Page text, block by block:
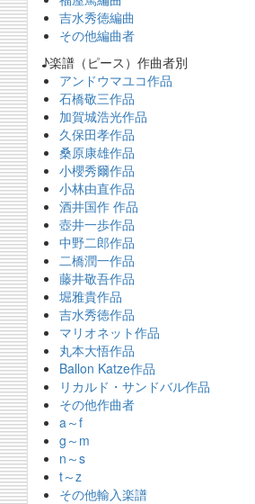
吉水秀徳編曲
その他編曲者
♪楽譜（ピース）作曲者別
アンドウマユコ作品
石橋敬三作品
加賀城浩光作品
久保田孝作品
桑原康雄作品
小櫻秀爾作品
小林由直作品
酒井国作 作品
壺井一歩作品
中野二郎作品
二橋潤一作品
藤井敬吾作品
堀雅貴作品
吉水秀徳作品
マリオネット作品
丸本大悟作品
Ballon Katze作品
リカルド・サンドバル作品
その他作曲者
a～f
g～m
n～s
t～z
その他輸入楽譜